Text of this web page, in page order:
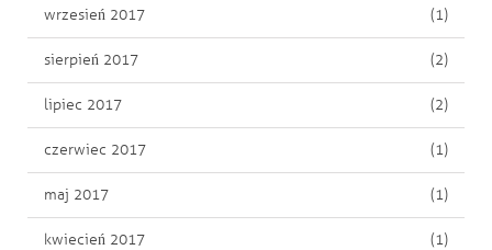
wrzesień 2017 (1)
sierpień 2017 (2)
lipiec 2017 (2)
czerwiec 2017 (1)
maj 2017 (1)
kwiecień 2017 (1)